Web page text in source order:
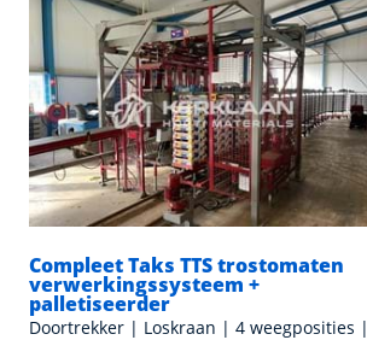
Compleet Taks TTS trostomaten
verwerkingssysteem +
palletiseerder
Doortrekker | Loskraan | 4 weegposities |